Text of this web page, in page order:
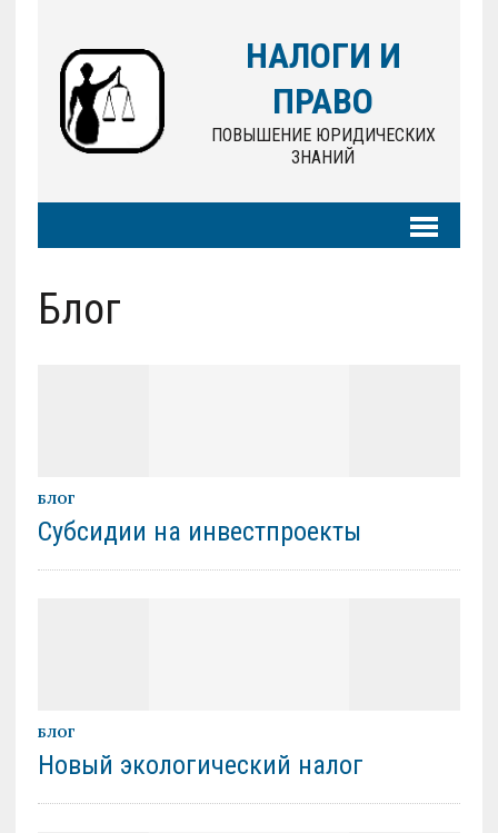
НАЛОГИ И
ПРАВО
ПОВЫШЕНИЕ ЮРИДИЧЕСКИХ
ЗНАНИЙ
Блог
БЛОГ
Субсидии на инвестпроекты
БЛОГ
Новый экологический налог